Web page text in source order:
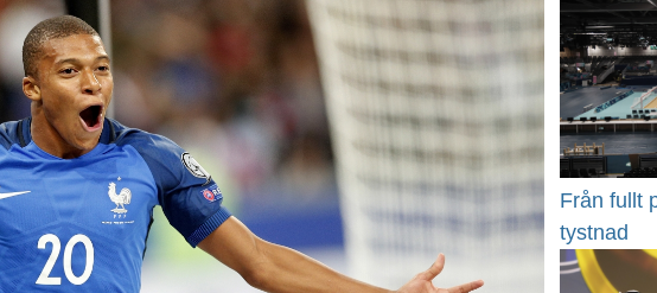
Från fullt
tystnad